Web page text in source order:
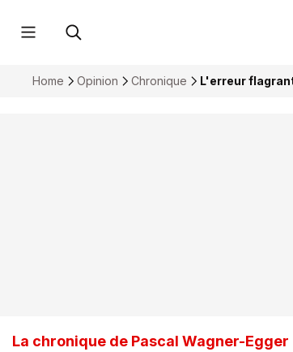
Home Opinion Chronique L'erreur
La chronique de Pascal Wagner-Egger